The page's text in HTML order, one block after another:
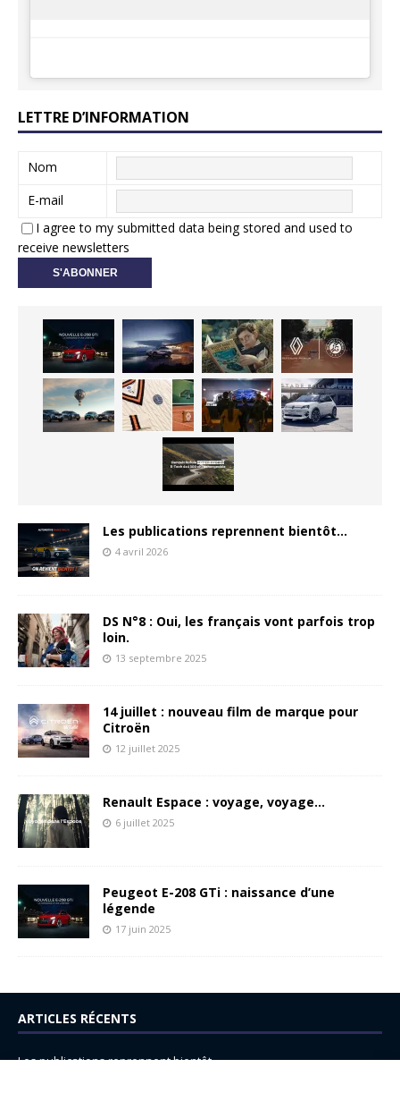
LETTRE D’INFORMATION
Nom
E-mail
I agree to my submitted data being stored and used to
receive newsletters
Les publications reprennent bientôt…
4 avril 2026
DS N°8 : Oui, les français vont parfois trop
loin.
13 septembre 2025
14 juillet : nouveau film de marque pour
Citroën
12 juillet 2025
Renault Espace : voyage, voyage…
6 juillet 2025
Peugeot E-208 GTi : naissance d’une
légende
17 juin 2025
ARTICLES RÉCENTS
Les publications reprennent bientôt…